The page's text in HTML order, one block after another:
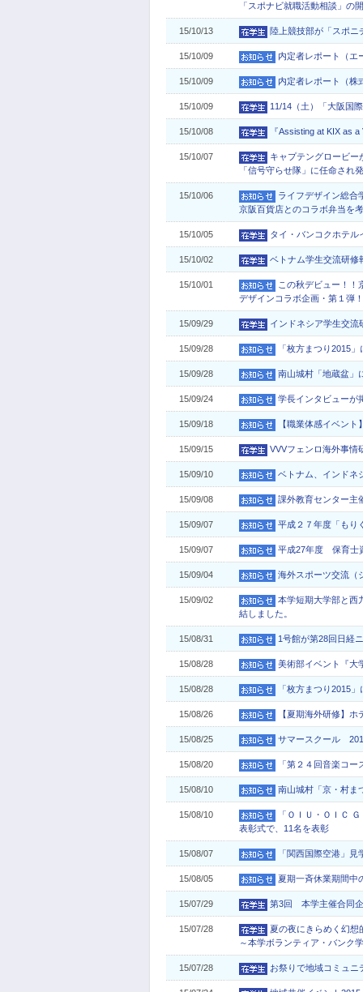
「スポナビ就職活動相談」の
15/10/13 陸上競技部が「スポニ
15/10/09 内定者レポート（エ
15/10/09 内定者レポート（
15/10/09 11/14（土）「大阪国
15/10/08 『Assisting at KIX as
15/10/07
キャプテングロービー
「信号守らせ隊」に任命され
15/10/06
ライフデザイン総合
京阪百貨店とのコラボ弁当を
15/10/05 タイ・バンコクホテル
15/10/02 ベトナム学生交流研修
15/10/01
この秋デビュー！！
デザインコラボ企画・第１弾
15/09/29 インドネシア学生交流
15/09/28 「枚方まつり2015
15/09/28 南山城村「地蔵盆」
15/09/24 学長インタビューが
15/09/18 【職業体感イベン
15/09/15 VVVフェンロ海外事
15/09/10 ベトナム、インド
15/09/08 課外教育センター主
15/09/07 平成２７年度「もり
15/09/07 平成27年度 保育士
15/09/04 海外スポーツ交流（
15/09/02
本学短期大学部と西
結しました。
15/08/31 1号館が第28回日経
15/08/28 美術部イベント『大
15/08/28 「枚方まつり2015
15/08/26 【夏期海外研修】
15/08/25 サマースクール
15/08/20 「第２４回音楽コ
15/08/10 南山城村「京・村ま
15/08/10
「ＯＩＵ・ＯＩＣ
表彰式で、11名を表彰
15/08/07 「関西国際空港」
15/08/05 夏期一斉休業期間中
15/07/29 第3回 本学主催合同
15/07/28
夏の夜にきらめく幻想
～本学ボランティア・バンク
15/07/28 お祭りで地域コミュニ